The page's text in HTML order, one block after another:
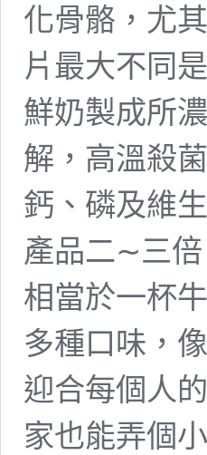
化骨骼，尤
片最大不同
鮮奶製成所
解，高溫殺
鈣、磷及維
產品二∼三
相當於一杯
多種口味，
迎合每個人
家也能弄個